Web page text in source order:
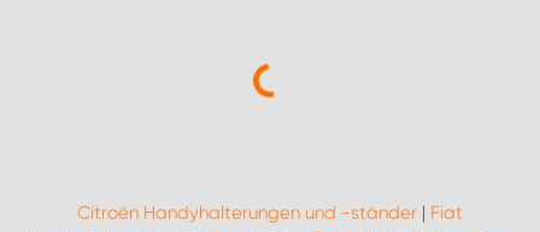
Citroën Handyhalterungen und -ständer | Fiat